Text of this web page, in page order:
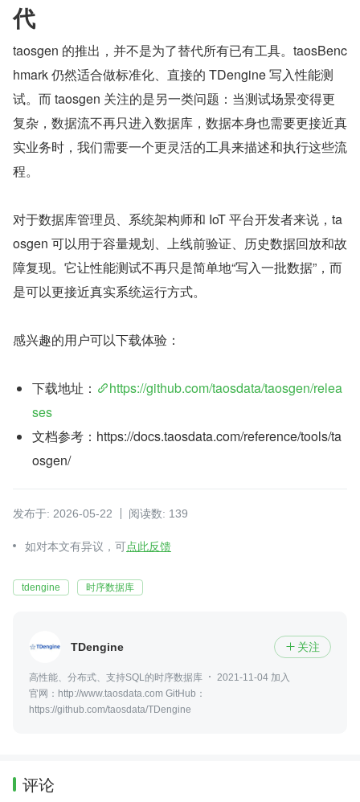
代
taosgen 的推出，并不是为了替代所有已有工具。taosBenc
hmark 仍然适合做标准化、直接的 TDengine 写入性能测
试。而 taosgen 关注的是另一类问题：当测试场景变得更
复杂，数据流不再只进入数据库，数据本身也需要更接近真
实业务时，我们需要一个更灵活的工具来描述和执行这些流
程。
对于数据库管理员、系统架构师和 IoT 平台开发者来说，ta
osgen 可以用于容量规划、上线前验证、历史数据回放和故
障复现。它让性能测试不再只是简单地“写入一批数据”，而
是可以更接近真实系统运行方式。
感兴趣的用户可以下载体验：
下载地址：
https://github.com/taosdata/taosgen/relea
ses
文档参考：https://docs.taosdata.com/reference/tools/ta
osgen/
发布于: 2026-05-22 阅读数: 139
如对本文有异议，可点此反馈
tdengine 时序数据库
TDengine  关注
高性能、分布式、支持SQL的时序数据库
2021-11-04 加入
官网：http://www.taosdata.com GitHub：
https://github.com/taosdata/TDengine
评论